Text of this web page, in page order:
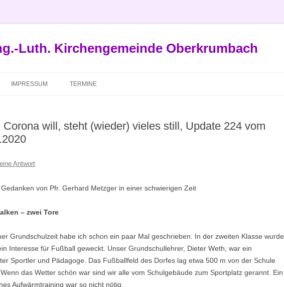
Luth. Kirchengemeinde Oberkrumbach
IMPRESSUM TERMINE
Corona will, steht (wieder) vieles still, Update 224 vom
Antwort
von Pfr. Gerhard Metzger in einer schwierigen Zeit
– zwei Tore
Grundschulzeit habe ich schon ein paar Mal geschrieben. In der zweiten Klasse wurde
Interesse für Fußball geweckt. Unser Grundschullehrer, Dieter Weth, war ein
Sportler und Pädagoge. Das Fußballfeld des Dorfes lag etwa 500 m von der Schule
das Wetter schön war sind wir alle vom Schulgebäude zum Sportplatz gerannt. Ein
Aufwärmtraining war so nicht nötig.